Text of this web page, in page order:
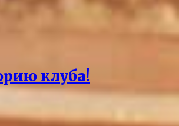
клуба!